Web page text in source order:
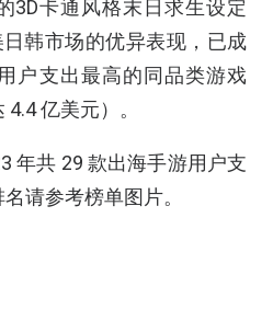
3D卡通风格末日求生设定
韩市场的优异表现，已成
户支出最高的同品类游戏
亿美元）。
年共 29 款出海手游用户支
请参考榜单图片。